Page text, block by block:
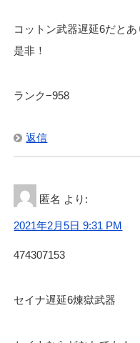
コットン武器遅延6だと
是非！
ランク−958
返信
匿名 より:
2021年2月5日 9:31 PM
474307153
セイナ遅延6煉獄武器